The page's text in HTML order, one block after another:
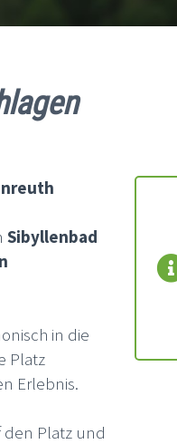
Sibyllenbad
in die
Platz
Erlebnis.
den Platz und